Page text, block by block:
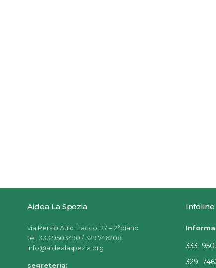
Aidea La Spezia
via Persio Aulo Flacco, 27 – 2°piano
tel. 333 9503490 / 329 7462081
info@aidealaspezia.org
segreteria:
Infoline
333
329